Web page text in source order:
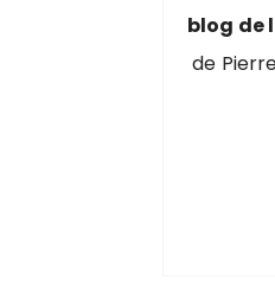
blog de
de